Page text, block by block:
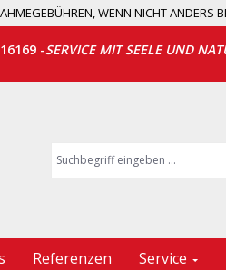
WENN NICHT ANDERS
-SERVICE MIT SEELE UND
Suchbegriff eingeben ...
Referenzen Service